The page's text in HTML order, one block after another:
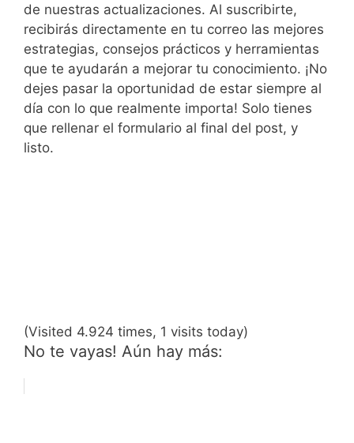
de nuestras actualizaciones. Al suscribirte,
recibirás directamente en tu correo las mejores
estrategias, consejos prácticos y herramientas
que te ayudarán a mejorar tu conocimiento. ¡No
dejes pasar la oportunidad de estar siempre al
día con lo que realmente importa! Solo tienes
que rellenar el formulario al final del post, y
listo.
(Visited 4.924 times, 1 visits today)
No te vayas! Aún hay más: